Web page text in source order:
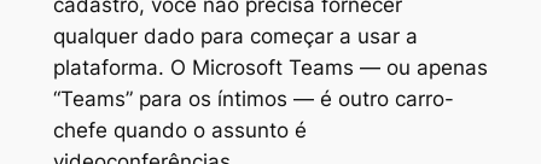
qualquer dado para começar a usar a
plataforma. O Microsoft Teams — ou apenas
“Teams” para os íntimos — é outro carro-
chefe quando o assunto é